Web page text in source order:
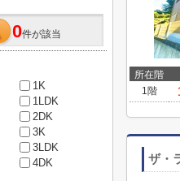
所在階
1階
ザ・
0件が該当
1K
1LDK
2DK
3K
3LDK
4DK